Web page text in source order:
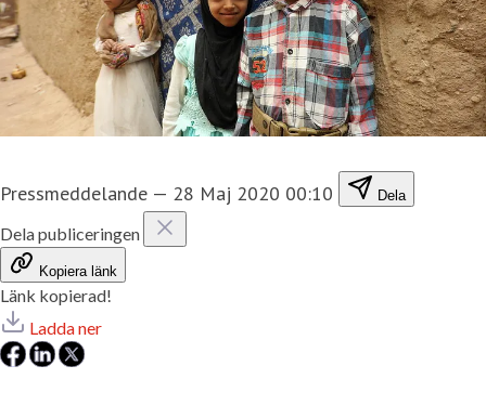
Pressmeddelande — 28 Maj 2020 00:10 Dela
Dela publiceringen
Kopiera länk
Länk kopierad!
Ladda ner